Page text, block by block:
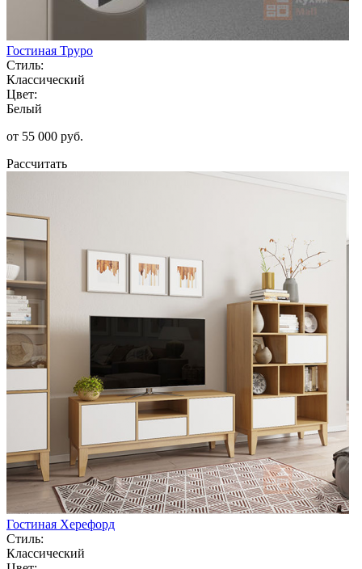
Гостиная Труро
Стиль:
Классический
Цвет:
Белый
от 55 000 руб.
Рассчитать
Гостиная Херефорд
Стиль:
Классический